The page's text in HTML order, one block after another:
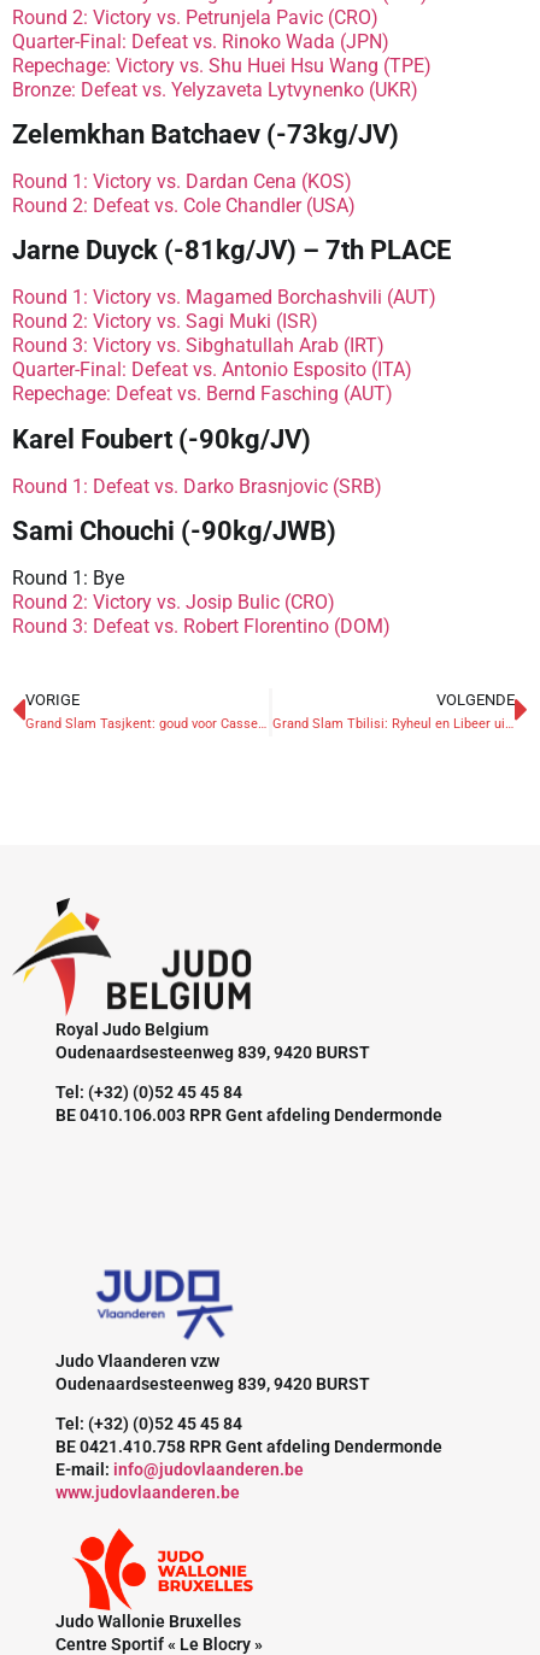
Round 2: Victory vs. Petrunjela Pavic (CRO)
Quarter-Final: Defeat vs. Rinoko Wada (JPN)
Repechage: Victory vs. Shu Huei Hsu Wang (TPE)
Bronze: Defeat vs. Yelyzaveta Lytvynenko (UKR)
Zelemkhan Batchaev (-73kg/JV)
Round 1: Victory vs. Dardan Cena (KOS)
Round 2: Defeat vs. Cole Chandler (USA)
Jarne Duyck (-81kg/JV) – 7th PLACE
Round 1: Victory vs. Magamed Borchashvili (AUT)
Round 2: Victory vs. Sagi Muki (ISR)
Round 3: Victory vs. Sibghatullah Arab (IRT)
Quarter-Final: Defeat vs. Antonio Esposito (ITA)
Repechage: Defeat vs. Bernd Fasching (AUT)
Karel Foubert (-90kg/JV)
Round 1: Defeat vs. Darko Brasnjovic (SRB)
Sami Chouchi (-90kg/JWB)
Round 1: Bye
Round 2: Victory vs. Josip Bulic (CRO)
Round 3: Defeat vs. Robert Florentino (DOM)
VORIGE VOLGENDE
Royal Judo Belgium
Oudenaardsesteenweg 839, 9420 BURST
Tel: (+32) (0)52 45 45 84
BE 0410.106.003 RPR Gent afdeling Dendermonde
Judo Vlaanderen vzw
Oudenaardsesteenweg 839, 9420 BURST
Tel: (+32) (0)52 45 45 84
BE 0421.410.758 RPR Gent afdeling Dendermonde
E-mail: info@judovlaanderen.be
www.judovlaanderen.be
Judo Wallonie Bruxelles
Centre Sportif « Le Blocry »